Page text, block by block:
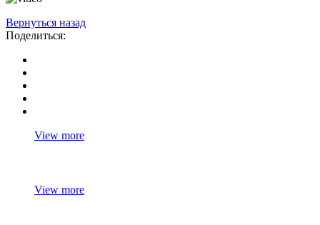
Вернуться назад
Поделиться:
View more
View more